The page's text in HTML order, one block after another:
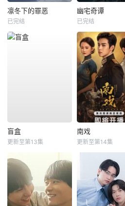
凛冬下的罪恶
已完结
幽宅奇谭
已完结
盲盒
更新至第13集
南戏
更新至第14集